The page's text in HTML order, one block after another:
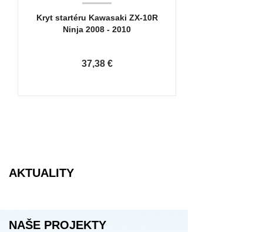
Kryt startéru Kawasaki ZX-10R
Ninja 2008 - 2010
37,38 €
AKTUALITY
NAŠE PROJEKTY